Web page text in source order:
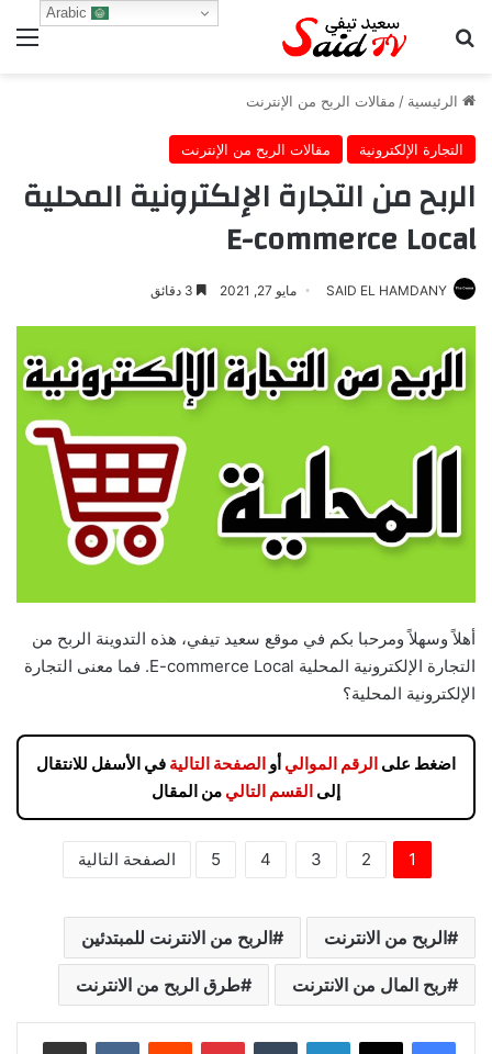
بحث عن
الرئيسية / مقالات الربح من الإنترنت
التجارة الإلكترونية مقالات الربح من الإنترنت
الربح من التجارة الإلكترونية المحلية
E-commerce Local
SAID EL HAMDANY مايو 27, 2021
أهلاً وسهلاً ومرحبا بكم في موقع سعيد تيفي، هذه التدوينة الربح من
التجارة الإلكترونية المحلية E-commerce Local. فما معنى التجارة
الإلكترونية المحلية؟
اضغط على الرقم الموالي أو الصفحة التالية في الأسفل للانتقال
إلى القسم التالي من المقال
1
2
3
4
5 الصفحة التالية
الربح من الانترنت الربح من الانترنت للمبتدئين
ربح المال من الانترنت طرق الربح من الانترنت
لينكدإن بينتيريست مشاركة عبر البريد